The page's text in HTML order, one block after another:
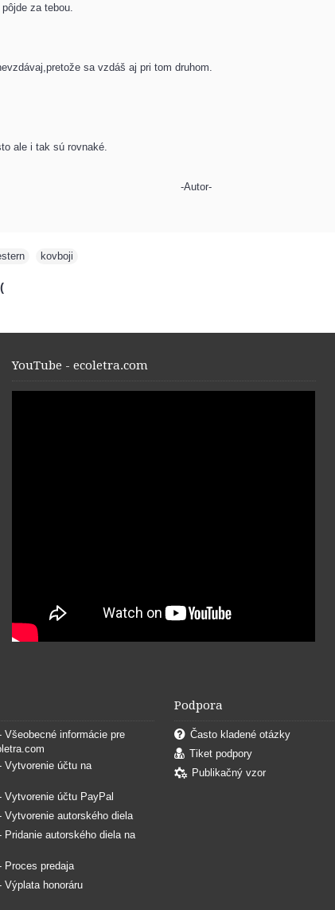
za tebou.
sa vzdáš aj pri tom druhom.
ale i tak sú rovnaké.
kovboji
YouTube - ecoletra.com
Všeobecné informácie pre
Vytvorenie účtu na
Vytvorenie účtu PayPal
Vytvorenie autorského diela
Pridanie autorského diela na
Proces predaja
Výplata honoráru
Podpora
Často kladené otázky
Tiket podpory
Publikačný vzor